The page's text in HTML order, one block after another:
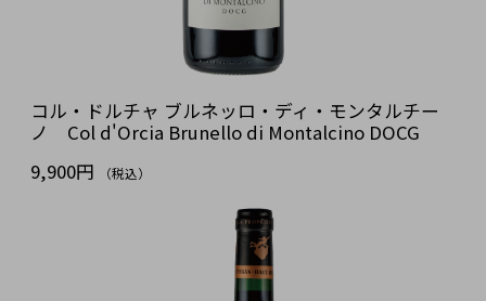
コル・ドルチャ ブルネッロ・ディ・モンタルチー
ノ Col d'Orcia Brunello di Montalcino DOCG
9,900円
（税込）